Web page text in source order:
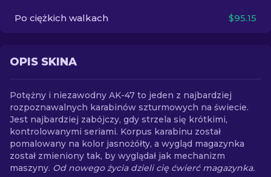
Po ciężkich walkach $95.15
OPIS SKINA
Potężny i niezawodny AK-47 to jeden z najbardziej
rozpoznawalnych karabinów szturmowych na świecie.
Jest najbardziej zabójczy, gdy strzela się krótkimi,
kontrolowanymi seriami. Korpus karabinu został
pomalowany na kolor jasnożółty, a wygląd magazynka
został zmieniony tak, by wyglądał jak mechanizm
maszyny. Od nowego życia dzieli cię ćwierć magazynka.